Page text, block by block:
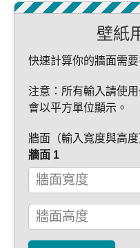
壁紙
快速計算你的牆面需要
注意：所有輸入請使
會以平方單位顯示。
牆面（輸入寬度與高度
牆面 1